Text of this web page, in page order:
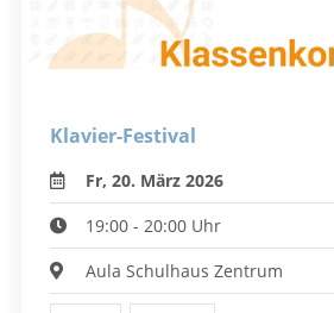
Klavier-Festival
Fr, 20. März 2026
19:00 - 20:00 Uhr
Aula Schulhaus Zentrum